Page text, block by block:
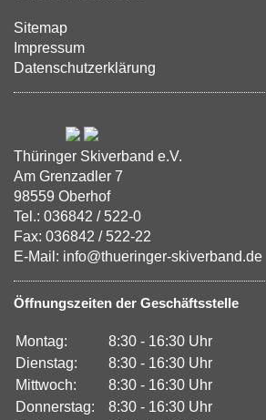
Sitemap
Impressum
Datenschutzerklärung
Thüringer Skiverband e.V.
Am Grenzadler 7
98559 Oberhof
Tel.: 036842 / 522-0
Fax: 036842 / 522-22
E-Mail: info@thueringer-skiverband.de
Öffnungszeiten der Geschäftsstelle
Montag:
8:30 - 16:30 Uhr
Dienstag:
8:30 - 16:30 Uhr
Mittwoch:
8:30 - 16:30 Uhr
Donnerstag:
8:30 - 16:30 Uhr